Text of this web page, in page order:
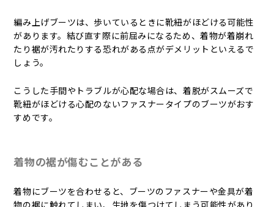
編み上げブーツは、歩いているときに靴紐がほどける可能性
があります。結び直す際に前屈みになるため、着物が着崩れ
たり裾が汚れたりする恐れがある点がデメリットといえるで
しょう。
こうした手間やトラブルが心配な場合は、着脱がスムーズで
靴紐がほどける心配のないファスナータイプのブーツがおす
すめです。
着物の裾が傷むことがある
着物にブーツを合わせると、ブーツのファスナーや金具が着
物の裾に触れてしまい、生地を傷つけてしまう可能性があり